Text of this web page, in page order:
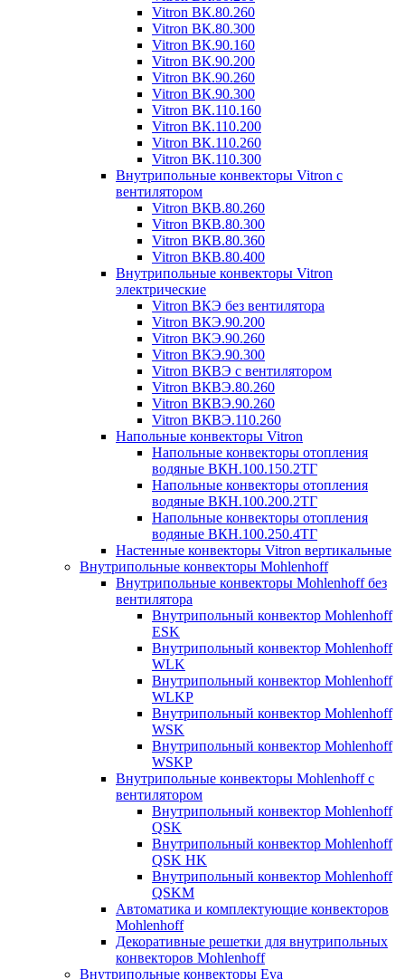
Vitron ВК.80.260
Vitron ВК.80.300
Vitron ВК.90.160
Vitron ВК.90.200
Vitron ВК.90.260
Vitron ВК.90.300
Vitron ВК.110.160
Vitron ВК.110.200
Vitron ВК.110.260
Vitron ВК.110.300
Внутрипольные конвекторы Vitron с
вентилятором
Vitron ВКВ.80.260
Vitron ВКВ.80.300
Vitron ВКВ.80.360
Vitron ВКВ.80.400
Внутрипольные конвекторы Vitron
электрические
Vitron ВКЭ без вентилятора
Vitron ВКЭ.90.200
Vitron ВКЭ.90.260
Vitron ВКЭ.90.300
Vitron ВКВЭ с вентилятором
Vitron ВКВЭ.80.260
Vitron ВКВЭ.90.260
Vitron ВКВЭ.110.260
Напольные конвекторы Vitron
Напольные конвекторы отопления
водяные ВКН.100.150.2ТГ
Напольные конвекторы отопления
водяные ВКН.100.200.2ТГ
Напольные конвекторы отопления
водяные ВКН.100.250.4ТГ
Настенные конвекторы Vitron вертикальные
Внутрипольные конвекторы Mohlenhoff
Внутрипольные конвекторы Mohlenhoff без
вентилятора
Внутрипольный конвектор Mohlenhoff
ESK
Внутрипольный конвектор Mohlenhoff
WLK
Внутрипольный конвектор Mohlenhoff
WLKP
Внутрипольный конвектор Mohlenhoff
WSK
Внутрипольный конвектор Mohlenhoff
WSKP
Внутрипольные конвекторы Mohlenhoff с
вентилятором
Внутрипольный конвектор Mohlenhoff
QSK
Внутрипольный конвектор Mohlenhoff
QSK HK
Внутрипольный конвектор Mohlenhoff
QSKM
Автоматика и комплектующие конвекторов
Mohlenhoff
Декоративные решетки для внутрипольных
конвекторов Mohlenhoff
Внутрипольные конвекторы Eva